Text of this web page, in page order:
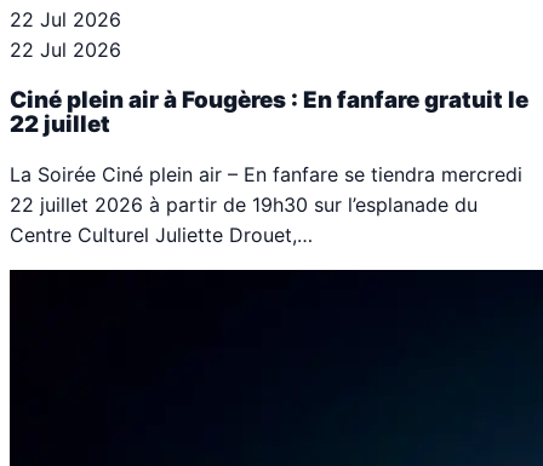
22 Jul 2026
22 Jul 2026
Ciné plein air à Fougères : En fanfare gratuit le
22 juillet
La Soirée Ciné plein air – En fanfare se tiendra mercredi
22 juillet 2026 à partir de 19h30 sur l’esplanade du
Centre Culturel Juliette Drouet,…